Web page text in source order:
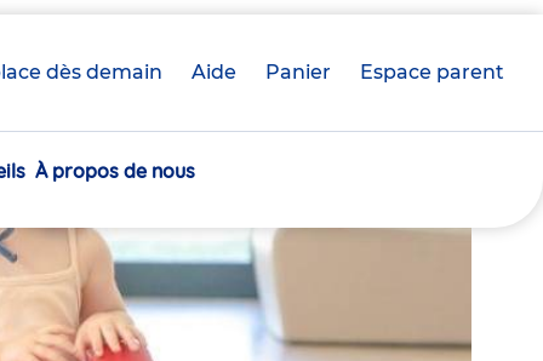
dès demain Aide Panier crèche(s)
Espace parent
À propos de nous